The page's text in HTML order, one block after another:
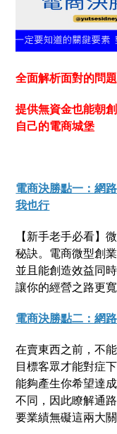
全面解析面對的問
提供無資金也能朝
自己的電商城堡
電商決勝點一：網
我也行
【新手老手必看】
秘訣。電商微型創
並且能創造效益同
讓你的經營之路更寬
電商決勝點二：網
在賣東西之前，不
目標客眾才能對症
能夠產生你希望達
不同，因此瞭解通
要業績無礙這兩大